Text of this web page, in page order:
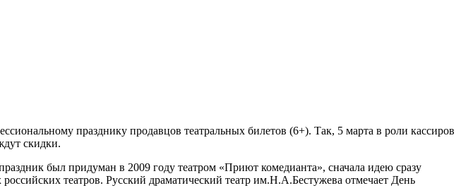
празднику продавцов театральных билетов (6+). Так, 5 марта в роли кассиров
скидки.
был придуман в 2009 году театром «Приют комедианта», сначала идею сразу
театров. Русский драматический театр им.Н.А.Бестужева отмечает День